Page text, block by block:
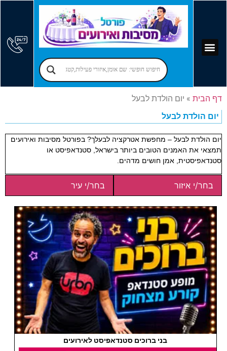
דף הבית » יום הולדת לבעל
יום הולדת לבעל
יום הולדת לבעל – מחפשת אטרקציה לבעלך? בפורטל מסיבות ואירועים
תמצאי את האמנים הטובים ביותר בישראל, סטנדאפיסט או
סטנדאפיסטית, אמן חושים מדהים.
בני ברוכים סטנדאפיסט לאירועים